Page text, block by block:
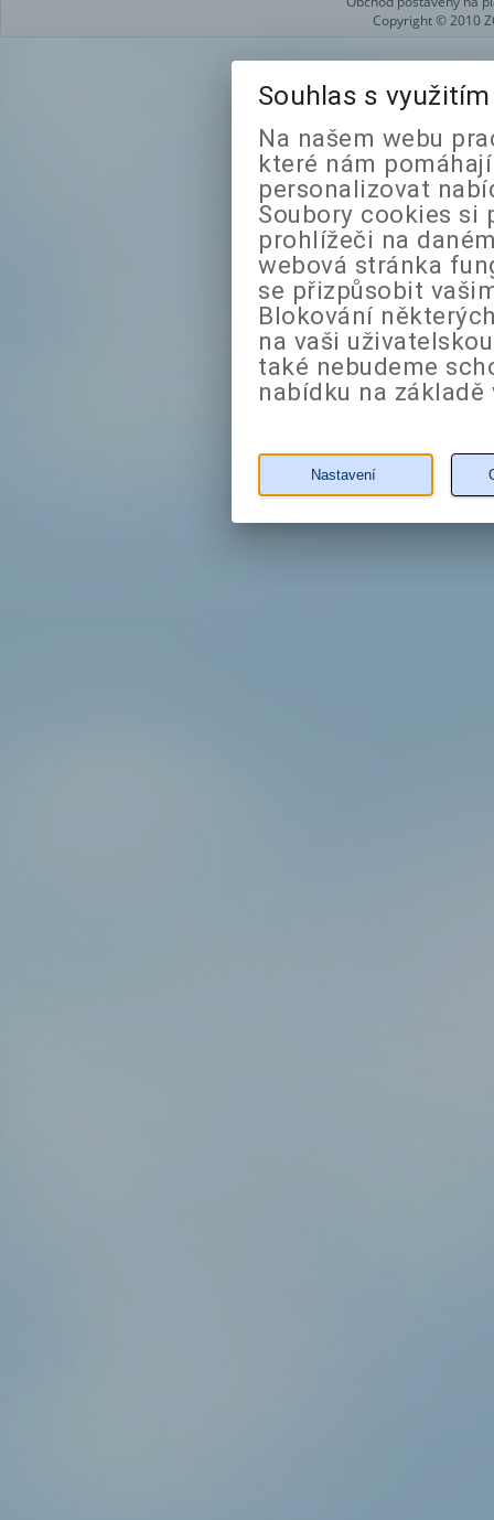
Copyright © 2010
Souhlas s
Na našem webu
které nám
personalizovat
Soubory cookies si
prohlížeči na
webová stránka
se přizpůsobit
Blokování
na vaši
také nebudeme
nabídku na
Nastavení